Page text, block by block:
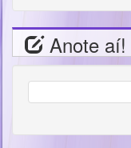
Anote aí!